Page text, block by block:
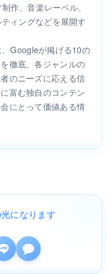
作、音楽レーベル、
ィングなどを展開す
Googleが掲げる10の
徹底。各ジャンルの
のニーズに応える信
富む独自のコンテン
にとって価値ある情
になります